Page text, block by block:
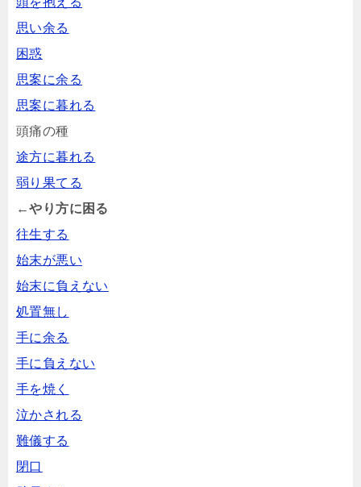
思い余る
困惑
思案に余る
思案に暮れる
頭痛の種
途方に暮れる
弱り果てる
←やり方に困る
往生する
始末が悪い
始末に負えない
処置無し
手に余る
手に負えない
手を焼く
泣かされる
難儀する
閉口